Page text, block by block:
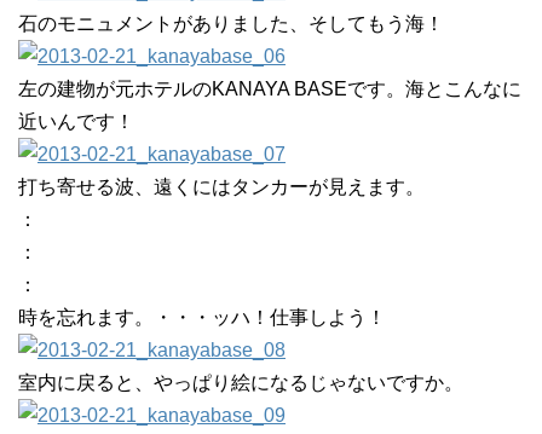
石のモニュメントがありました、そしてもう海！
左の建物が元ホテルのKANAYA BASEです。海とこんなに
近いんです！
打ち寄せる波、遠くにはタンカーが見えます。
：
：
：
時を忘れます。・・・ッハ！仕事しよう！
室内に戻ると、やっぱり絵になるじゃないですか。